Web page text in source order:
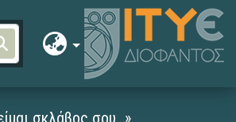
σκλάβος σου…»